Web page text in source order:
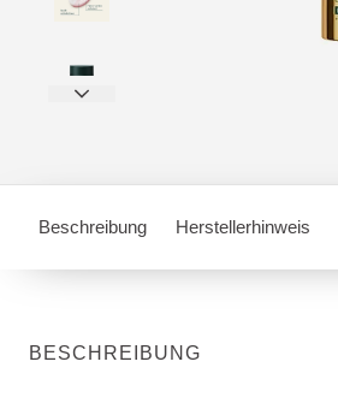
Beschreibung Herstellerhinweis
BESCHREIBUNG